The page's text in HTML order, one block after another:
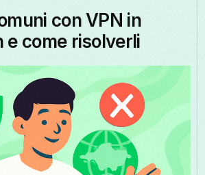
con VPN in
e come risolverli